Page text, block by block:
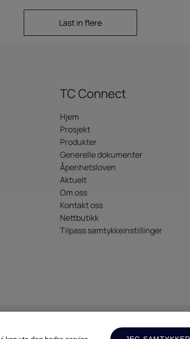
Last in flere
TC Connect
Hjem
Prosjekt
Produkter
Generelle dokumenter
Åpenhetsloven
Aktuelt
Om oss
Kontakt oss
Nettbutikk
Tilpass samtykkeinstillinger
Kontakt oss